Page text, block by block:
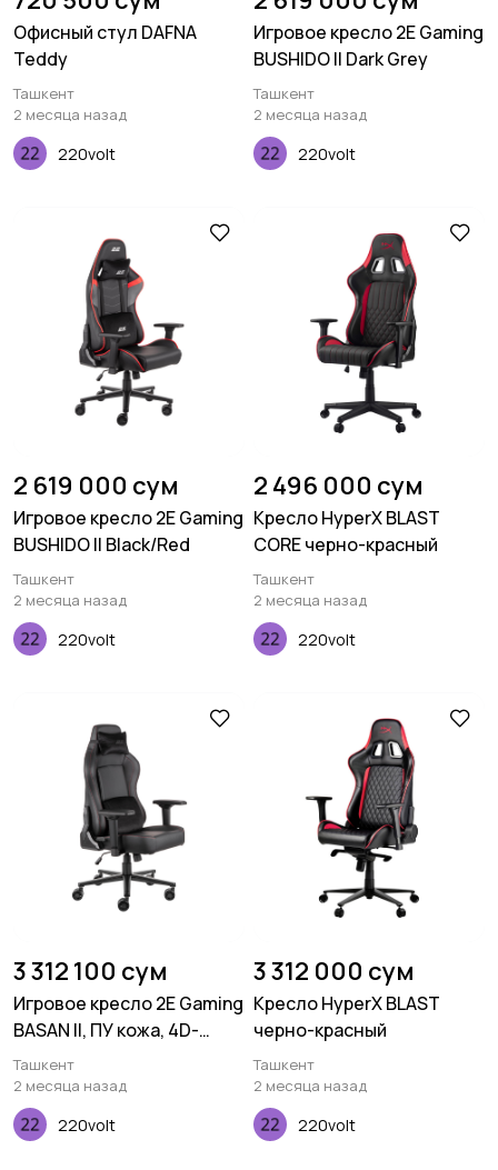
Офисный стул DAFNA
Teddy
Ташкент
2 месяца назад
220volt
Игровое кресло 2E Gaming
BUSHIDO II Dark Grey
Ташкент
2 месяца назад
220volt
2 619 000 сум
Игровое кресло 2E Gaming
BUSHIDO II Black/Red
Ташкент
2 месяца назад
220volt
2 496 000 сум
Кресло HyperX BLAST
CORE черно-красный
Ташкент
2 месяца назад
220volt
3 312 100 сум
Игровое кресло 2E Gaming
BASAN II, ПУ кожа, 4D-
Armrests, чёрно-красный
Ташкент
2 месяца назад
220volt
3 312 000 сум
Кресло HyperX BLAST
черно-красный
Ташкент
2 месяца назад
220volt